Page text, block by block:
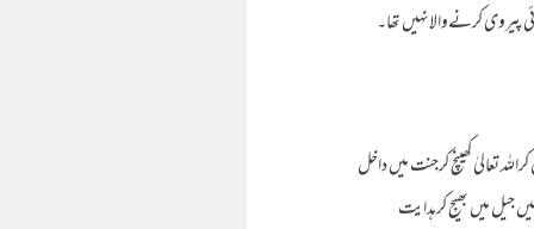
پیروی کرنےوالانہیں تھا۔
تعالیٰ کھینچ کرجنت میں داخل
میں بھیج کرہدایت